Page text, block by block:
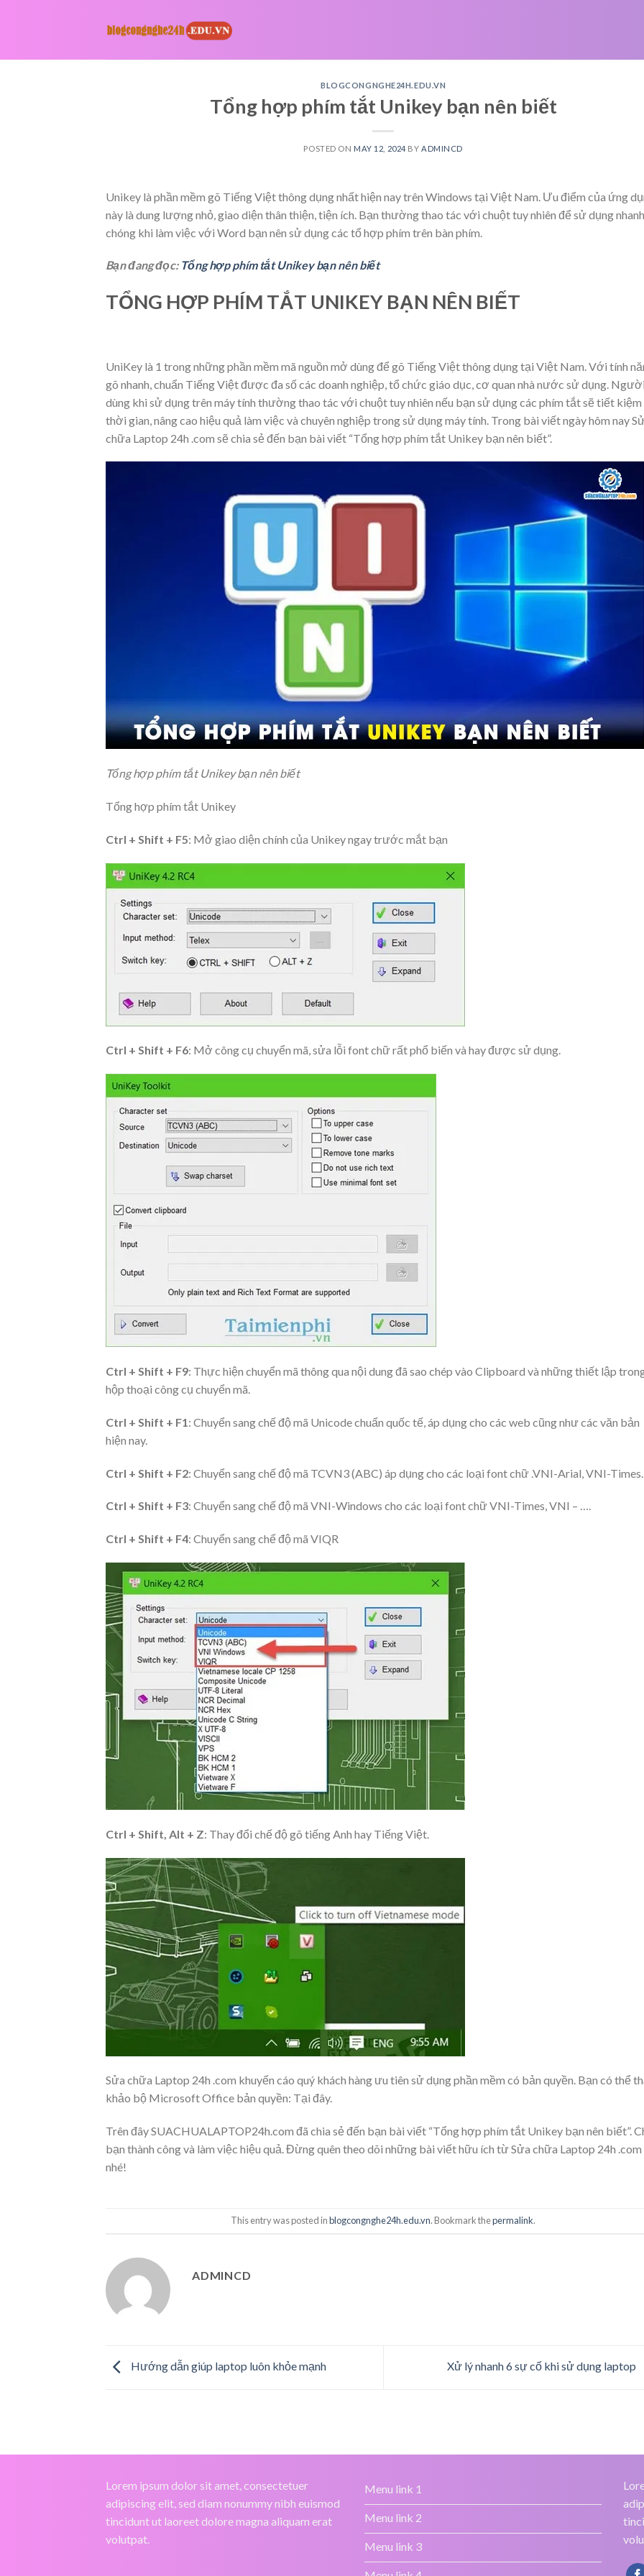
BLOGCONGNGHE24H.EDU.VN
Tổng hợp phím tắt Unikey bạn nên biết
POSTED ON MAY 12, 2024 BY ADMINCD
Unikey là phần mềm gõ Tiếng Việt thông dụng nhất hiện nay trên Windows tại Việt Nam. Ưu điểm của ứng
này là dung lượng nhỏ, giao diện thân thiện, tiện ích. Bạn thường thao tác với chuột tuy nhiên để sử dụng nhanh
chóng khi làm việc với Word bạn nên sử dụng các tổ hợp phím trên bàn phím.
Bạn đang đọc: Tổng hợp phím tắt Unikey bạn nên biết
TỔNG HỢP PHÍM TẮT UNIKEY BẠN NÊN BIẾT
UniKey là 1 trong những phần mềm mã nguồn mở dùng để gõ Tiếng Việt thông dụng tại Việt Nam. Với tính
gõ nhanh, chuẩn Tiếng Việt được đa số các doanh nghiệp, tổ chức giáo dục, cơ quan nhà nước sử dụng. Người
dùng khi sử dụng trên máy tính thường thao tác với chuột tuy nhiên nếu bạn sử dụng các phím tắt sẽ tiết kiệm
thời gian, nâng cao hiệu quả làm việc và chuyên nghiệp trong sử dụng máy tính. Trong bài viết ngày hôm nay
chữa Laptop 24h .com sẽ chia sẻ đến bạn bài viết “Tổng hợp phím tắt Unikey bạn nên biết”.
Tổng hợp phím tắt Unikey bạn nên biết
Tổng hợp phím tắt Unikey
Ctrl + Shift + F5: Mở giao diện chính của Unikey ngay trước mắt bạn
Ctrl + Shift + F6: Mở công cụ chuyển mã, sửa lỗi font chữ rất phổ biến và hay được sử dụng.
Ctrl + Shift + F9: Thực hiện chuyển mã thông qua nội dung đã sao chép vào Clipboard và những thiết lập
hộp thoại công cụ chuyển mã.
Ctrl + Shift + F1 : Chuyển sang chế độ mã Unicode chuẩn quốc tế, áp dụng cho các web cũng như các văn bản
hiện nay.
Ctrl + Shift + F2: Chuyển sang chế độ mã TCVN3 (ABC) áp dụng cho các loại font chữ .VNI-Arial, VNI-Times.
Ctrl + Shift + F3: Chuyển sang chế độ mã VNI-Windows cho các loại font chữ VNI-Times, VNI – ….
Ctrl + Shift + F4: Chuyển sang chế độ mã VIQR
Ctrl + Shift, Alt + Z: Thay đổi chế độ gõ tiếng Anh hay Tiếng Việt.
Sửa chữa Laptop 24h .com khuyến cáo quý khách hàng ưu tiên sử dụng phần mềm có bản quyền. Bạn có thể
khảo bộ Microsoft Office bản quyền: Tại đây.
Trên đây SUACHUALAPTOP24h.com đã chia sẻ đến bạn bài viết “Tổng hợp phím tắt Unikey bạn nên biết”.
bạn thành công và làm việc hiệu quả. Đừng quên theo dõi những bài viết hữu ích từ Sửa chữa Laptop 24h .com
nhé!
This entry was posted inblogcongnghe24h.edu.vn. Bookmark thepermalink.
ADMINCD
Hướng dẫn giúp laptop luôn khỏe mạnh Xử lý nhanh 6 sự cố khi sử dụng laptop
Lorem ipsum dolor sit amet, consectetuer
adipiscing elit, sed diam nonummy nibh euismod
tincidunt ut laoreet dolore magna aliquam erat
volutpat.
Menu link 1
Menu link 2
Menu link 3